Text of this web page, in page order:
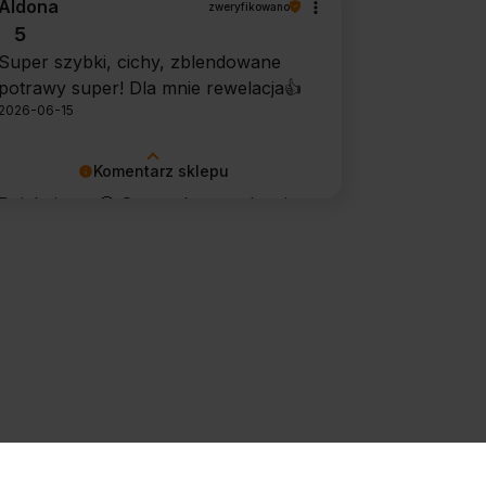
potwierdził swoją skuteczność.
Komentarz sklepu
Dziękujemy 🙂 Super, że urządzenie
Aldona zweryfikowano
5
Super szybki, cichy, zblendowane
potrawy super! Dla mnie rewelacja👍️
2026-06-15